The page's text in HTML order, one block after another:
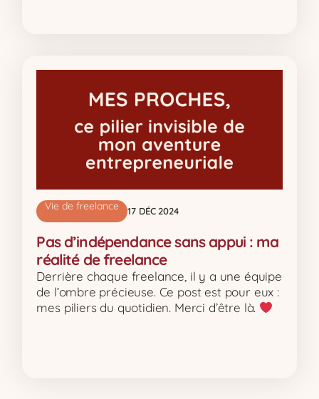
Vie de freelance 17 DÉC 2024
Pas d’indépendance sans appui : ma
réalité de freelance
Derrière chaque freelance, il y a une équipe
de l’ombre précieuse. Ce post est pour eux :
mes piliers du quotidien. Merci d’être là.